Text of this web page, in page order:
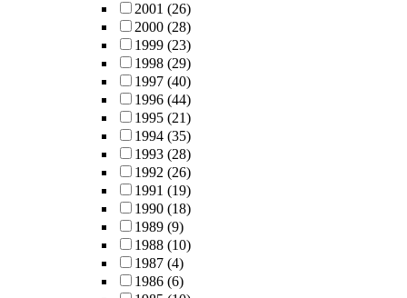
2001 (26)
2000 (28)
1999 (23)
1998 (29)
1997 (40)
1996 (44)
1995 (21)
1994 (35)
1993 (28)
1992 (26)
1991 (19)
1990 (18)
1989 (9)
1988 (10)
1987 (4)
1986 (6)